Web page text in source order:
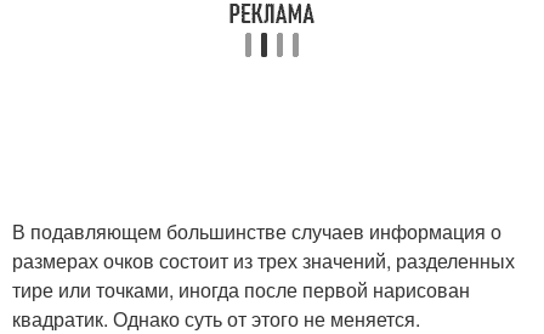
В подавляющем большинстве случаев информация о
размерах очков состоит из трех значений, разделенных
тире или точками, иногда после первой нарисован
квадратик. Однако суть от этого не меняется.